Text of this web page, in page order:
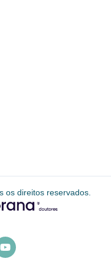
os direitos reservados.
Y
o